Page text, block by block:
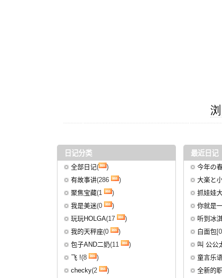
日记分类
全部日记(
)
有故事讲(286
)
聚焦宝藏(1
)
我是美迷(0
)
玩玩HOLGA(17
)
我的天秤座(0
)
包子AND二奶(11
)
飞 !(8
)
checky(2 )
最近日记
今年の
大楽と
抓娃娃
你就是
听到冰
白面包
叫 公公
童言乐
全新的